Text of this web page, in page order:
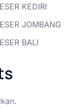
KEDIRI
JOMBANG
BALI